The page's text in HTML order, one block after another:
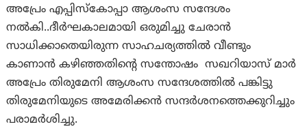
അപ്രേം എപ്പിസ്കോപ്പാ ആശംസ സന്ദേശം
നൽകി..ദീർഘകാലമായി ഒരുമിച്ചു ചേരാൻ
സാധിക്കാതെയിരുന്ന സാഹചര്യത്തിൽ വീണ്ടും
കാണാൻ കഴിഞ്ഞതിന്റെ സന്തോഷം സഖറിയാസ് മാർ
അപ്രേം തിരുമേനി ആശംസ സന്ദേശത്തിൽ പങ്കിട്ടു
തിരുമേനിയുടെ അമേരിക്കൻ സന്ദർശനത്തെക്കുറിച്ചും
പരാമർശിച്ചു.